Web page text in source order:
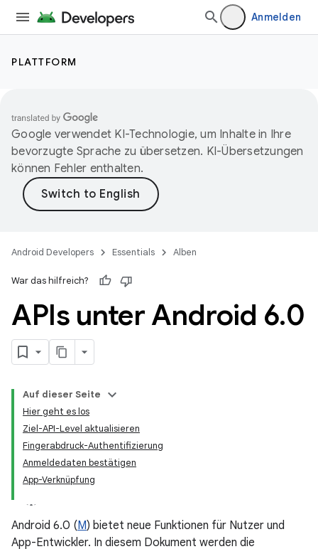
Anmelden
PLATTFORM
Google verwendet KI-Technologie, um Inhalte in Ihre
bevorzugte Sprache zu übersetzen. KI-Übersetzungen
können Fehler enthalten.
Android Developers Essentials Alben
War das hilfreich?
APIs unter Android 6.0
Auf dieser Seite
Hier geht es los
Ziel-API-Level aktualisieren
Fingerabdruck-Authentifizierung
Anmeldedaten bestätigen
App-Verknüpfung
Android 6.0 (M) bietet neue Funktionen für Nutzer und
App-Entwickler. In diesem Dokument werden die